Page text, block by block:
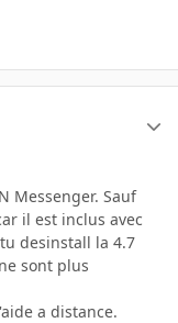
Messenger. Sauf
il est inclus avec
desinstall la 4.7
sont plus
a distance.